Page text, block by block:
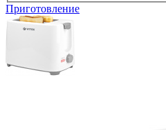
Приготовление